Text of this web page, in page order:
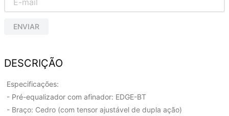
ENVIAR
DESCRIÇÃO
Especificações:
- Pré-equalizador com afinador: EDGE-BT
- Braço: Cedro (com tensor ajustável de dupla ação)